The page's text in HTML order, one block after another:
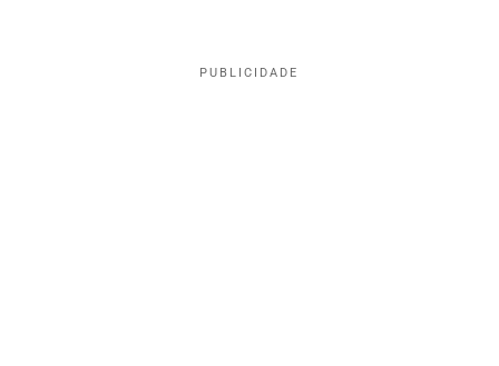
PUBLICIDADE